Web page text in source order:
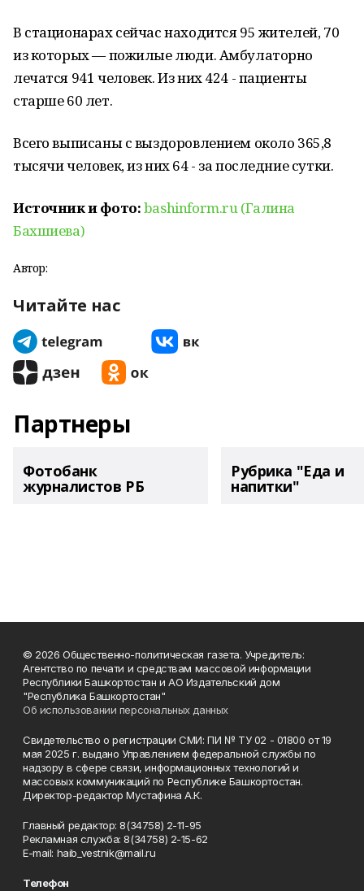
В стационарах сейчас находится 95 жителей, 70
из которых — пожилые люди. Амбулаторно
лечатся 941 человек. Из них 424 - пациенты
старше 60 лет.
Всего выписаны с выздоровлением около 365,8
тысячи человек, из них 64 - за последние сутки.
Источник и фото:bashinform.ru (Галина
Бахшиева)
Автор:
Читайте нас
Партнеры
Фотобанк
журналистов РБ
Рубрика "Еда и
напитки"
© 2026 Общественно-политическая газета. Учредитель:
Агентство по печати и средствам массовой информации
Республики Башкортостан и АО Издательский дом
"Республика Башкортостан"
Об использовании персональных данных
Свидетельство о регистрации СМИ: ПИ № ТУ 02 - 01800 от 19
мая 2025 г. выдано Управлением федеральной службы по
надзору в сфере связи, информационных технологий и
массовых коммуникаций по Республике Башкортостан.
Директор-редактор Мустафина А.К.
Главный редактор: 8(34758) 2-11-95
Рекламная служба: 8(34758) 2-15-62
Е-mаil: haib_vestnik@mail.ru
Телефон